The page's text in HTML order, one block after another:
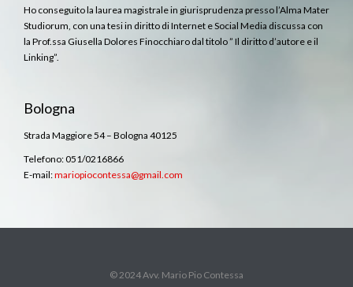
Ho conseguito la laurea magistrale in giurisprudenza presso l’Alma Mater
Studiorum, con una tesi in diritto di Internet e Social Media discussa con
la Prof.ssa Giusella Dolores Finocchiaro dal titolo ” Il diritto d’autore e il
Linking”.
Bologna
Strada Maggiore 54 – Bologna 40125
Telefono: 051/0216866
E-mail:mariopiocontessa@gmail.com
© 2024 Avv. Mario Pio Contessa